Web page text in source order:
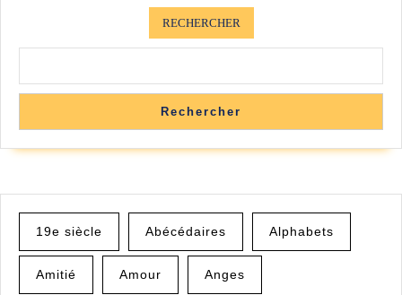
RECHERCHER
Rechercher
19e siècle Abécédaires Alphabets
Amitié Amour Anges